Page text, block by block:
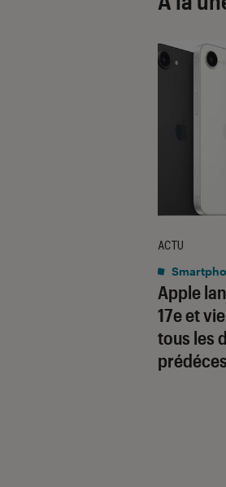
Apple
17e et
tous les
ACTU